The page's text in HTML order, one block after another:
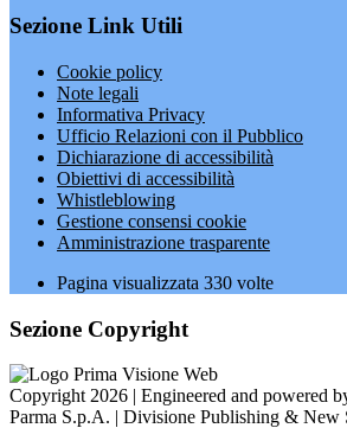
Sezione Link Utili
Cookie policy
Note legali
Informativa Privacy
Ufficio Relazioni con il Pubblico
Dichiarazione di accessibilità
Obiettivi di accessibilità
Whistleblowing
Gestione consensi cookie
Amministrazione trasparente
Pagina visualizzata 330 volte
Sezione Copyright
Copyright 2026 | Engineered and powered
Parma S.p.A. | Divisione Publishing & New